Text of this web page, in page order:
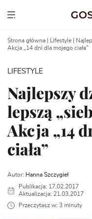
Show menu
Strona główna Lifestyle
Akcja „14 dni dla mojego ciała”
LIFESTYLE
Najlepszy
lepszą
Akcja „14
ciała”
Autor: Hanna Szczygieł
Publikacja: 17.02.2017
Aktualizacja: 21.03.2017
Przeczytasz w: 3 minuty